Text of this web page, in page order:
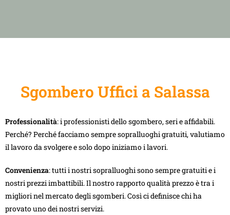
Sgombero Uffici a Salassa
Professionalità: i professionisti dello sgombero, seri e affidabili.
Perché? Perché facciamo sempre sopralluoghi gratuiti, valutiamo
il lavoro da svolgere e solo dopo iniziamo i lavori.
Convenienza: tutti i nostri sopralluoghi sono sempre gratuiti e i
nostri prezzi imbattibili. Il nostro rapporto qualità prezzo è tra i
migliori nel mercato degli sgomberi. Così ci definisce chi ha
provato uno dei nostri servizi.